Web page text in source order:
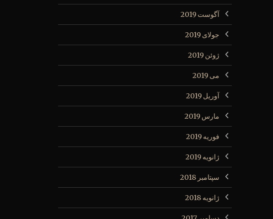
آگوست 2019
جولای 2019
ژوئن 2019
می 2019
آوریل 2019
مارس 2019
فوریه 2019
ژانویه 2019
سپتامبر 2018
ژانویه 2018